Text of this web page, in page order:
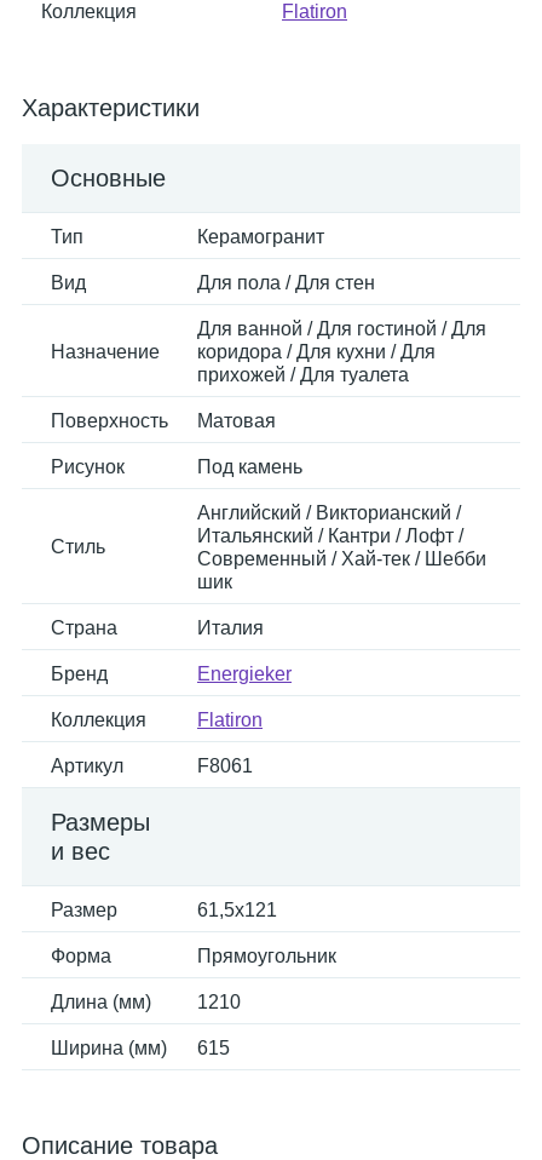
Коллекция Flatiron
Характеристики
Основные
Тип Керамогранит
Вид Для пола / Для стен
Назначение
Для ванной / Для гостиной / Для
коридора / Для кухни / Для
прихожей / Для туалета
Поверхность Матовая
Рисунок Под камень
Стиль
Английский / Викторианский /
Итальянский / Кантри / Лофт /
Современный / Хай-тек / Шебби
шик
Страна Италия
Бренд Energieker
Коллекция Flatiron
Артикул F8061
Размеры
и вес
Размер 61,5x121
Форма Прямоугольник
Длина (мм) 1210
Ширина (мм) 615
Описание товара